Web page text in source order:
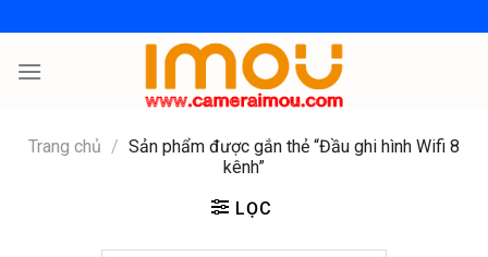
to
content
Trang chủ / Sản phẩm được gắn thẻ “Đầu ghi hình Wifi 8
kênh”
LỌC